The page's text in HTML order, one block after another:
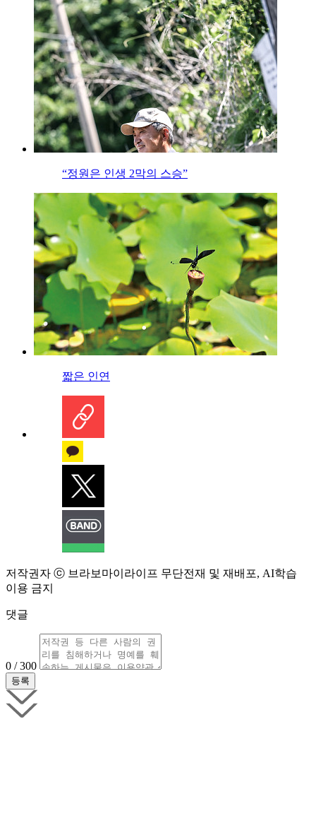
“정원은 인생 2막의 스승”
짧은 인연
저작권자 ⓒ 브라보마이라이프 무단전재 및 재배포, AI학습
이용 금지
댓글
0 / 300